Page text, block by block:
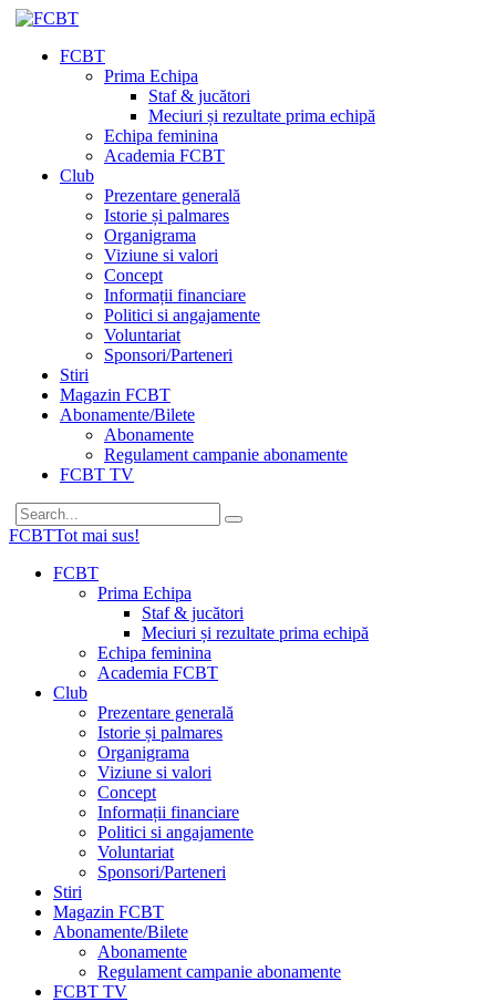
FCBT
Prima Echipa
Staf & jucători
Meciuri și rezultate prima echipă
Echipa feminina
Academia FCBT
Club
Prezentare generală
Istorie și palmares
Organigrama
Viziune si valori
Concept
Informații financiare
Politici si angajamente
Voluntariat
Sponsori/Parteneri
Stiri
Magazin FCBT
Abonamente/Bilete
Abonamente
Regulament campanie abonamente
FCBT TV
FCBTTot mai sus!
FCBT
Prima Echipa
Staf & jucători
Meciuri și rezultate prima echipă
Echipa feminina
Academia FCBT
Club
Prezentare generală
Istorie și palmares
Organigrama
Viziune si valori
Concept
Informații financiare
Politici si angajamente
Voluntariat
Sponsori/Parteneri
Stiri
Magazin FCBT
Abonamente/Bilete
Abonamente
Regulament campanie abonamente
FCBT TV